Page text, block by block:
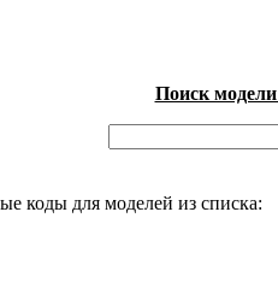
Поиск
коды для моделей из списка: